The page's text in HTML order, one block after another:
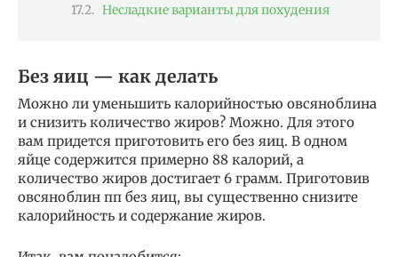
Несладкие варианты для похудения
Без яиц — как делать
Можно ли уменьшить калорийностью овсяноблина
и снизить количество жиров? Можно. Для этого
вам придется приготовить его без яиц. В одном
яйце содержится примерно 88 калорий, а
количество жиров достигает 6 грамм. Приготовив
овсяноблин пп без яиц, вы существенно снизите
калорийность и содержание жиров.